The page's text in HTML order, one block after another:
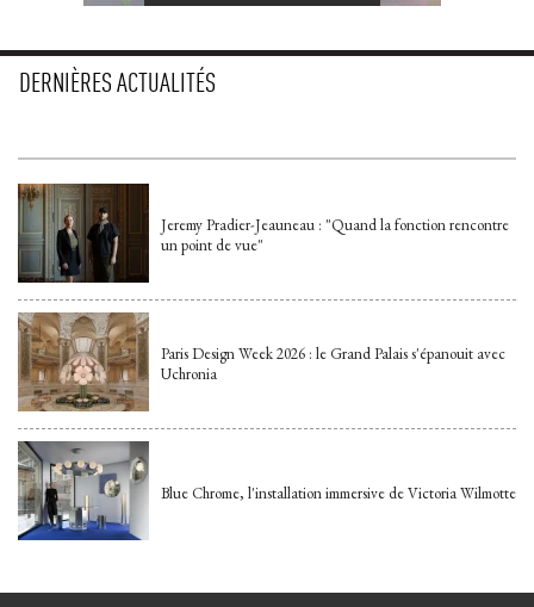
DERNIÈRES ACTUALITÉS
Jeremy Pradier-Jeauneau : "Quand la fonction rencontre
un point de vue"
Paris Design Week 2026 : le Grand Palais s'épanouit avec
Uchronia
Blue Chrome, l'installation immersive de Victoria Wilmotte